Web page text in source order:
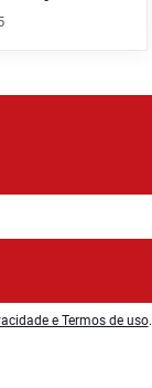
e Termos de uso.